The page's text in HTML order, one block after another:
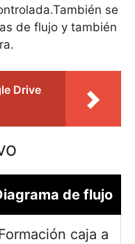
se
de flujo y también
Drive
de flujo
caja a